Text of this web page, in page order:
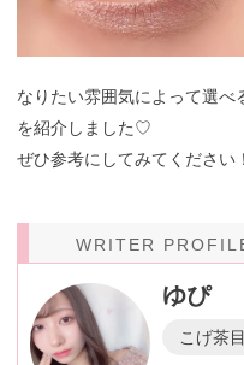
なりたい雰囲気によって選べ
を紹介しました♡
ぜひ参考にしてみてください！
WRITER
ゆぴ
こげ茶目